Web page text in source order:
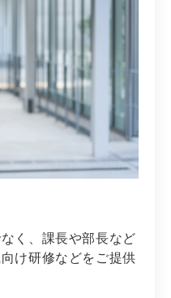
く、課長や部長など
け研修などをご提供